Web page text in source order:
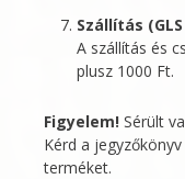
Szállítás
A szállítás és
plusz 1000 Ft.
Figyelem! Sérült
Kérd a
terméket.